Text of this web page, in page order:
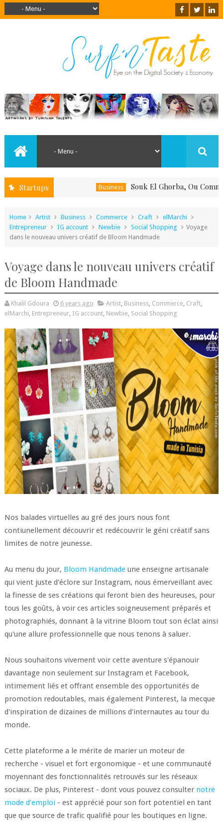
Startups Business Souk El Ghorba, Ou Comment
Home Artist Business Commerce Craft
elMarchi
Entrepreneur
IG account Newbie Social Shopping
Voyage
dans le nouveau univers créatif de Bloom Handmade
Voyage dans le nouveau univers créatif
de Bloom Handmade
Khalil Gdoura 6 years ago Artist, Business, Commerce, Craft,
elMarchi, Entrepreneur, IG account, Newbie, Social Shopping
Nos balades virtuelles au gré des jours nous font
contiunellement découvrir et redécouvrir le géni créatif sans
limites de notre jeunesse.
Au menu du jour, Bloom Handmadeune enseigne artisanale
qui vient juste d'éclore sur Instagram, nous émerveillant avec
la finesse de ses créations qui feront bien des heureuses, pour
tous les goûts, à voir ces articles soigneusement préparés et
photographiés, donnant à la vitrine Bloom tout son éclat ainsi
qu'une allure professionnelle que nous tenons à saluer.
Nous souhaitons vivement voir cette aventure s'épanouir
davantage non seulement sur Instagram et Facebook,
intimement liés et offrant ensemble des opportunités de
promotion redoutables, mais également Pinterest, la mecque
d'inspiration de dizaines de millions d'internautes au tour du
monde.
Cette plateforme a le mérite de marier un moteur de
recherche - visuel et fort ergonomique - et une communauté
moyennant des fonctionnalités retrouvés sur les réseaux
sociaux. De plus, Pinterest - dont vous pouvez consulter notre
mode d'emploi- est apprécié pour son fort potentiel en tant
que que source de trafic qualifié pour les boutiques en ligne.